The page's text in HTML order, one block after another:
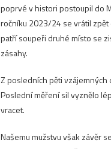
poprvé v histori postoupil do
ročníku 2023/24 se vrátil zpět
patří soupeři druhé místo se
zásahy.
Z posledních pěti vzájemných
Poslední měření sil vyznělo
vracet.
Našemu mužstvu však závěr